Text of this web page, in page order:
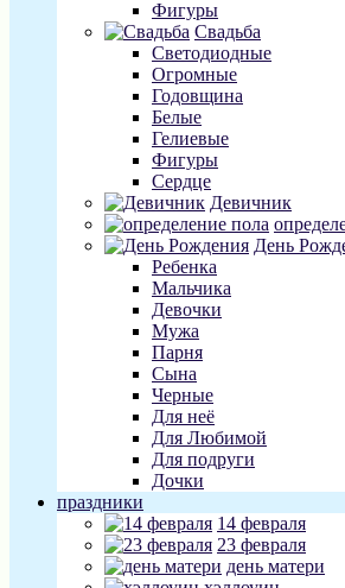
Фигуры
Свадьба
Светодиодные
Огромные
Годовщина
Белые
Гелиевые
Фигуры
Сердце
Девичник
День
Ребенка
Мальчика
Девочки
Мужа
Парня
Сына
Черные
Для неё
Для Любимой
Для подруги
Дочки
праздники
14 февраля
23 февраля
день матери